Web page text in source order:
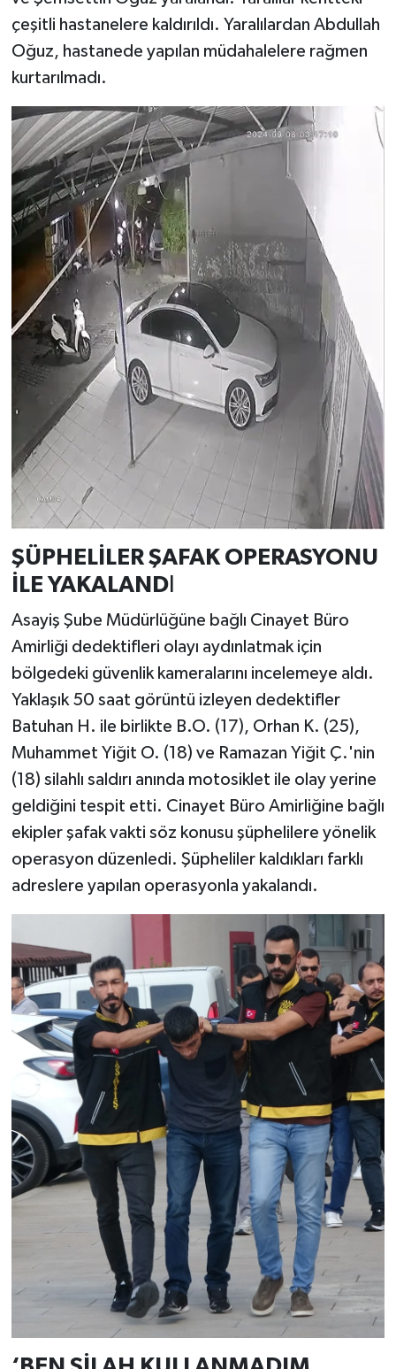
çeşitli hastanelere kaldırıldı. Yaralılardan Abdullah
Oğuz, hastanede yapılan müdahalelere rağmen
kurtarılmadı.
ŞÜPHELİLER ŞAFAK OPERASYONU
İLE YAKALANDI
Asayiş Şube Müdürlüğüne bağlı Cinayet Büro
Amirliği dedektifleri olayı aydınlatmak için
bölgedeki güvenlik kameralarını incelemeye aldı.
Yaklaşık 50 saat görüntü izleyen dedektifler
Batuhan H. ile birlikte B.O. (17), Orhan K. (25),
Muhammet Yiğit O. (18) ve Ramazan Yiğit Ç.'nin
(18) silahlı saldırı anında motosiklet ile olay yerine
geldiğini tespit etti. Cinayet Büro Amirliğine bağlı
ekipler şafak vakti söz konusu şüphelilere yönelik
operasyon düzenledi. Şüpheliler kaldıkları farklı
adreslere yapılan operasyonla yakalandı.